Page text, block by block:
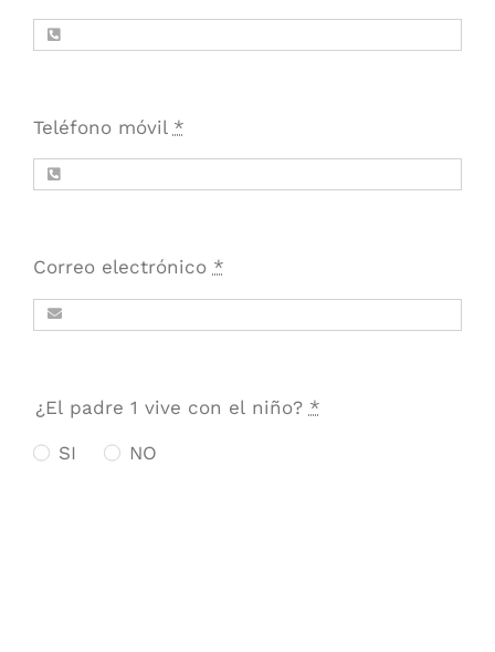
Teléfono móvil *
Correo electrónico *
¿El padre 1 vive con el niño? *
SI NO